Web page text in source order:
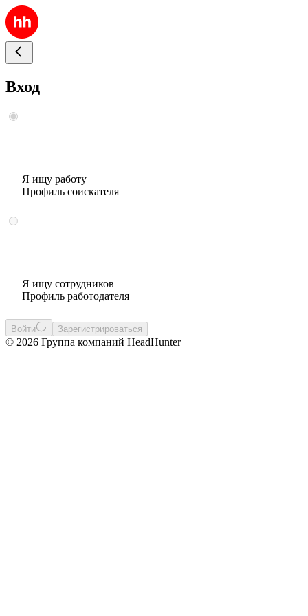
Вход
Я ищу работу
Профиль соискателя
Я ищу сотрудников
Профиль работодателя
Войти Зарегистрироваться
© 2026 Группа компаний HeadHunter